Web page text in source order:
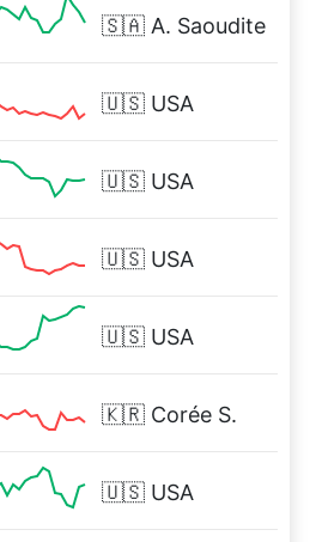
🇸🇦 A. Saoudite
🇺🇸 USA
🇺🇸 USA
🇺🇸 USA
🇺🇸 USA
🇰🇷 Corée S.
🇺🇸 USA